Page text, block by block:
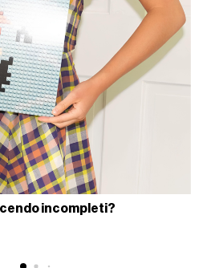
incompleti?